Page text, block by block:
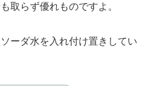
取らず優れものですよ。
ーダ水を入れ付け置きしてい